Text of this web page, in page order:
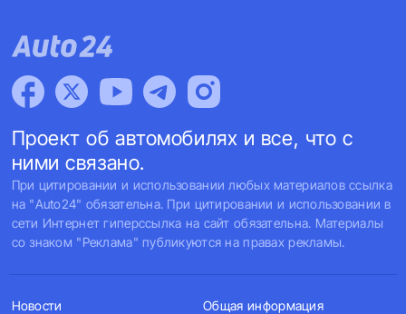
Проект об автомобилях и все, что с
ними связано.
При цитировании и использовании любых материалов ссылка
на "Auto24" обязательна. При цитировании и использовании в
сети Интернет гиперссылка на сайт обязательна. Материалы
со знаком "Реклама" публикуются на правах рекламы.
Новости Общая информация